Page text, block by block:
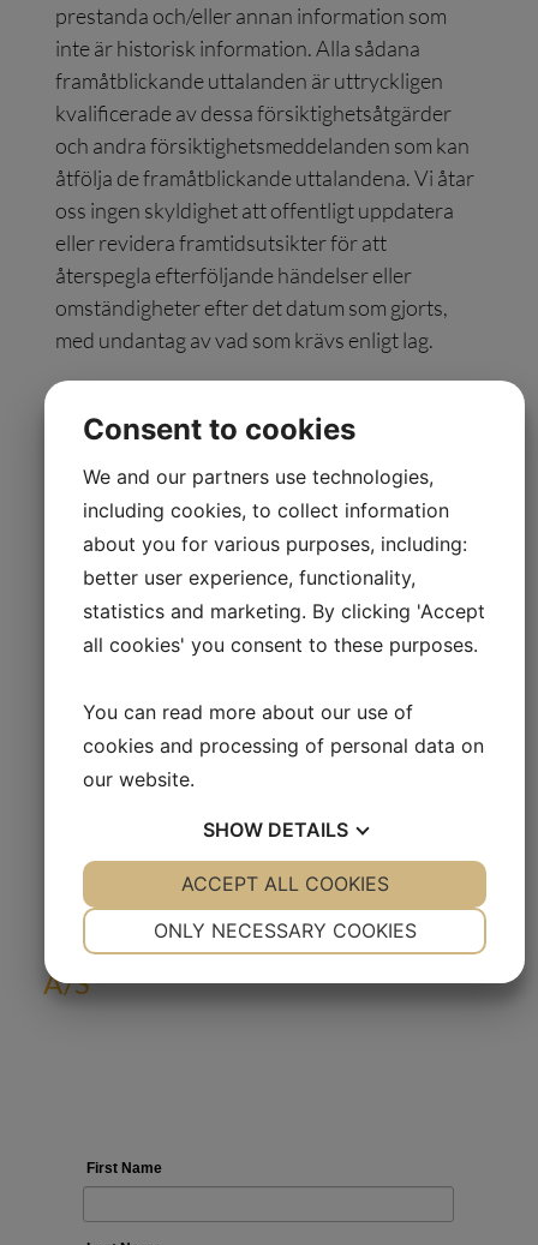
prestanda och/eller annan information som
inte är historisk information. Alla sådana
framåtblickande uttalanden är uttryckligen
kvalificerade av dessa försiktighetsåtgärder
och andra försiktighetsmeddelanden som kan
åtfölja de framåtblickande uttalandena. Vi åtar
oss ingen skyldighet att offentligt uppdatera
eller revidera framtidsutsikter för att
återspegla efterföljande händelser eller
omständigheter efter det datum som gjorts,
med undantag av vad som krävs enligt lag.
Sedermera
Fondkommission. Epost:ca@sedermera.se
telefon 040-615 14 10
Bilaga
Artikel i Pharmagenomics förklarar hur
DRP kan ge vägledning i valet av
Prenumerera på
pressmeddelanden och finansiella
rapporter från Oncology Venture
A/S
Consent to cookies
We and our partners use technologies,
including cookies, to collect information
about you for various purposes, including:
better user experience, functionality,
statistics and marketing. By clicking 'Accept
all cookies' you consent to these purposes.
You can read more about our use of
cookies and processing of personal data on
our website.
SHOW DETAILS
YES NO YES NO
ONLY NECESSARY COOKIES
ACCEPT ALL COOKIES